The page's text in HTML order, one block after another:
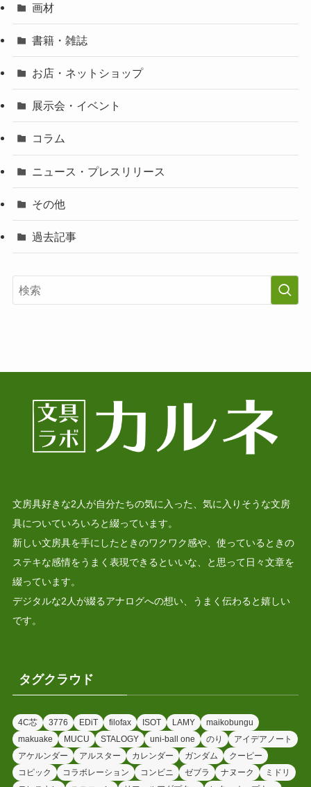
画材
書籍・雑誌
お店・ネットショップ
展示会・イベント
コラム
ニュース・プレスリリース
その他
過去記事
文房具好きな2人が自分たちの気に入った、気に入りそうな文房
具についていろいろと綴っています。
新しい文房具を手にしたときのワクワク感や、使っているときの
ステキな感情をうまく表現できるといいな、と思って日々文章を
綴っています。
デジタルな2人が綴るアナログへの想い、うまく伝わると嬉しい
です。
タグクラウド
4C芯 3776 EDiT filofax ISOT LAMY
maikobungu
makuake
MUCU STALOGY uni-ball one のり
アイデアノート
アケルンダー
アルスター カレンダー ガンダム
クーピー
コピック
コラボレーション コンビニ ゼブラ ナヌーク
ミドリ